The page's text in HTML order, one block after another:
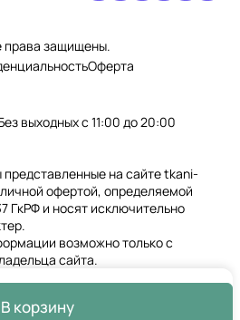
В корзину
права защищены.
Оферта
выходных с 11:00 до 20:00
на сайте tkani-
офертой, определяемой
ГкРФ и носят исключительно
возможно только с
сайта.